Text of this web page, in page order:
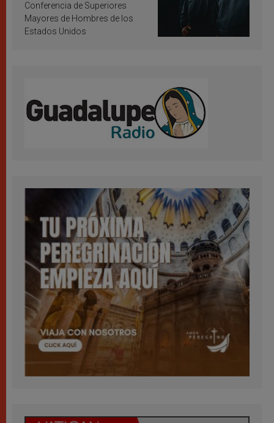
Conferencia de Superiores
Mayores de Hombres de los
Estados Unidos